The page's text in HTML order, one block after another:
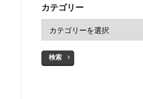
カテゴリー
検索